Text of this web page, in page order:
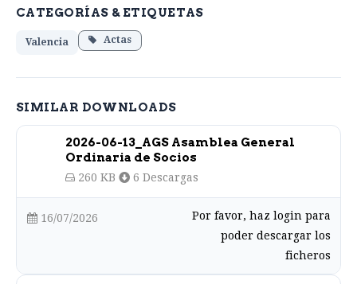
CATEGORÍAS & ETIQUETAS
Valencia Actas
SIMILAR DOWNLOADS
2026-06-13_AGS Asamblea General
Ordinaria de Socios
260 KB 6 Descargas
16/07/2026
Por favor, haz login para
poder descargar los
ficheros